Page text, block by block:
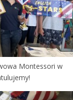
Montessori w